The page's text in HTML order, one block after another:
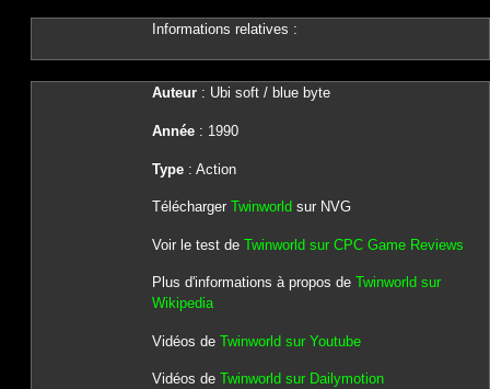
Informations relatives :
Auteur: Ubi soft / blue byte
Année: 1990
Type: Action
Télécharger Twinworld sur NVG
Voir le test de Twinworld sur CPC Game Reviews
Plus d'informations à propos de Twinworld sur
Wikipedia
Vidéos de Twinworld sur Youtube
Vidéos de Twinworld sur Dailymotion